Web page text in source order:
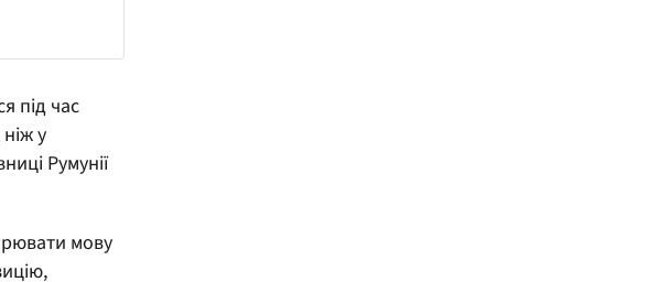
під час
у
Румунії
мову